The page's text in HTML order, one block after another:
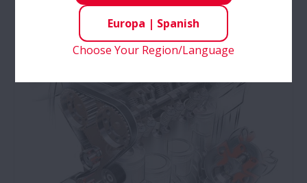
La avanzada tecnología de NSK ha revitalizado la
industria del automóvil con elementos tales como
una unidad de polea de embrague para los
alternadores, que es una fuente de energía
Europa | Spanish
Choose Your Region/Language